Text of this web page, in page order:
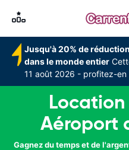
Jusqu'à 20% de
dans le monde entier
11 août 2026 - profitez-en
Aéroport
Gagnez du temps et de